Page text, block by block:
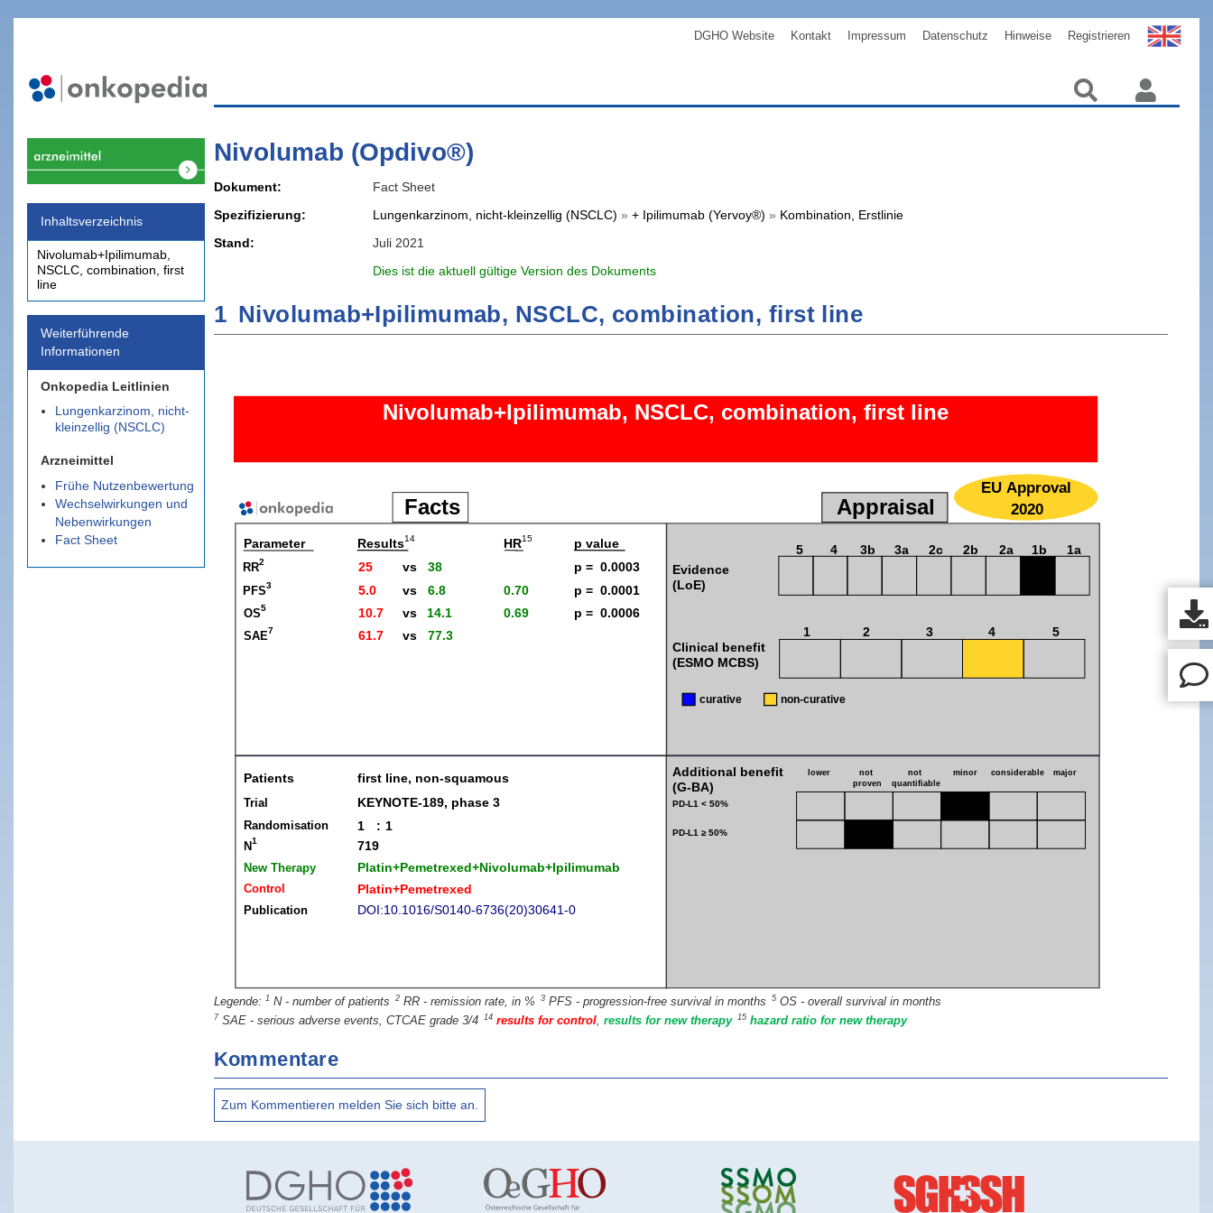
DGHO Website Kontakt Impressum Datenschutz Hinweise Registrieren
Inhaltsverzeichnis
Nivolumab+Ipilimumab,
NSCLC, combination, first
line
Weiterführende
Informationen
Onkopedia Leitlinien
Lungenkarzinom, nicht-
kleinzellig (NSCLC)
Arzneimittel
Frühe Nutzenbewertung
Wechselwirkungen und
Nebenwirkungen
Fact Sheet
Nivolumab (Opdivo®)
Dokument
Fact Sheet
Spezifizierung
Lungenkarzinom, nicht-kleinzellig (NSCLC) » + Ipilimumab (Yervoy®) » Kombination, Erstlinie
Stand
Juli 2021
Dies ist die aktuell gültige Version des Dokuments
1 Nivolumab+Ipilimumab, NSCLC, combination, first line
1 N - number of patients 2 RR - remission rate, in % 3 PFS - progression-free survival in months 5 OS - overall survival in months
7 SAE - serious adverse events, CTCAE grade 3/4 14 results for control, results for new therapy 15 hazard ratio for new therapy
Kommentare